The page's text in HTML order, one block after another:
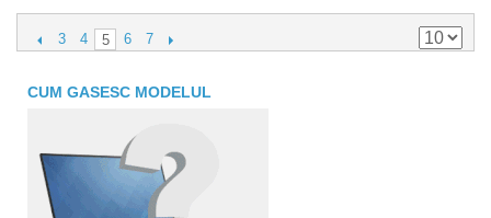
3 4 5 6 7
CUM GASESC MODELUL